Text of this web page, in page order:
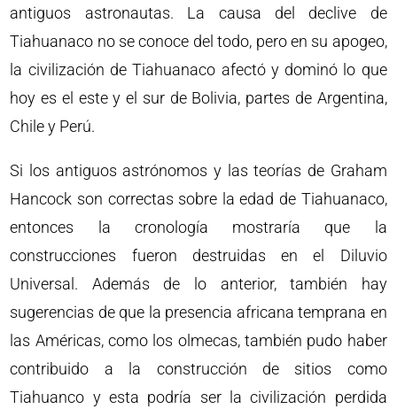
antiguos astronautas. La causa del declive de
Tiahuanaco no se conoce del todo, pero en su apogeo,
la civilización de Tiahuanaco afectó y dominó lo que
hoy es el este y el sur de Bolivia, partes de Argentina,
Chile y Perú.
Si los antiguos astrónomos y las teorías de Graham
Hancock son correctas sobre la edad de Tiahuanaco,
entonces la cronología mostraría que la
construcciones fueron destruidas en el Diluvio
Universal. Además de lo anterior, también hay
sugerencias de que la presencia africana temprana en
las Américas, como los olmecas, también pudo haber
contribuido a la construcción de sitios como
Tiahuanco y esta podría ser la civilización perdida